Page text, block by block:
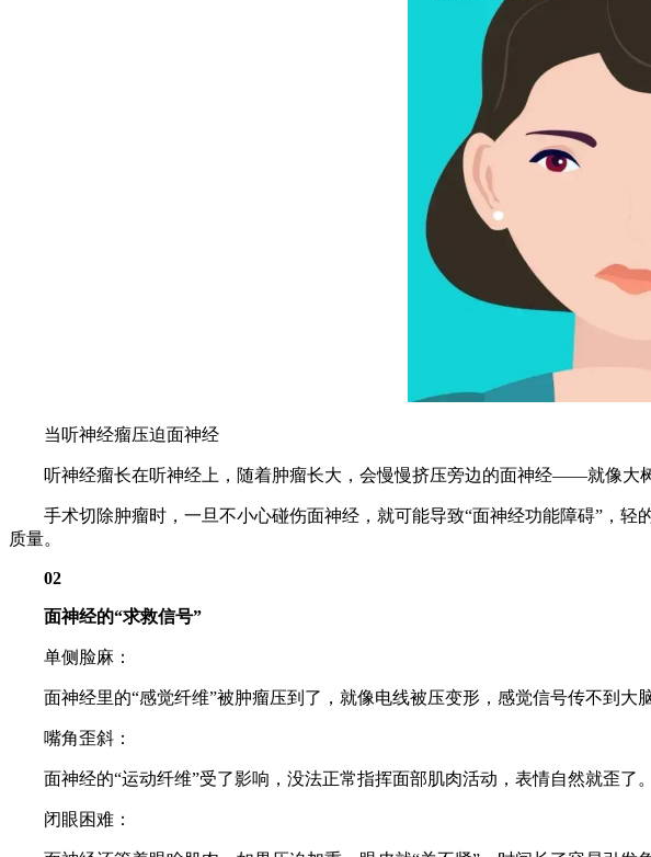
当听神经瘤压迫面神经
听神经瘤长在听神经上，随着肿瘤长大，会慢慢挤压旁边的面神经——就像大树
手术切除肿瘤时，一旦不小心碰伤面神经，就可能导致“面神经功能障碍”，轻
质量。
02
面神经的“求救信号”
单侧脸麻：
面神经里的“感觉纤维”被肿瘤压到了，就像电线被压变形，感觉信号传不到大脑
嘴角歪斜：
面神经的“运动纤维”受了影响，没法正常指挥面部肌肉活动，表情自然就歪了。
闭眼困难：